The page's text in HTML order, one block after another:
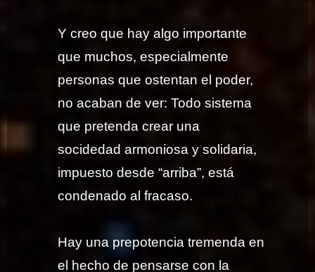
Y creo que hay algo importante
que muchos, especialmente
personas que ostentan el poder,
no acaban de ver: Todo sistema
que pretenda crear una
socidedad armoniosa y solidaria,
impuesto desde “arriba”, está
condenado al fracaso.
Hay una prepotencia tremenda en
el hecho de pensarse con la